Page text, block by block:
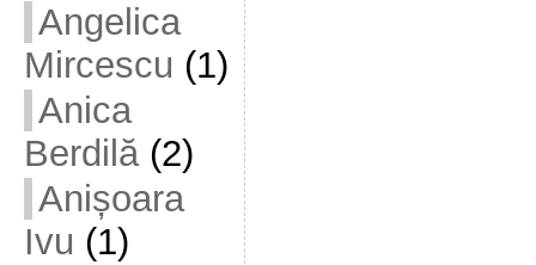
Angelica
Mircescu (1)
Anica
Berdilă(2)
Anișoara
Ivu (1)